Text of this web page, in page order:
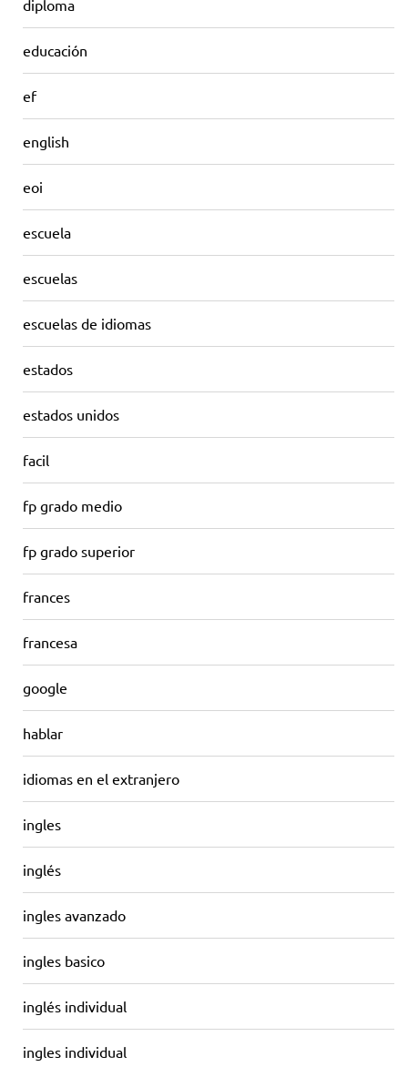
diploma
educación
ef
english
eoi
escuela
escuelas
escuelas de idiomas
estados
estados unidos
facil
fp grado medio
fp grado superior
frances
francesa
google
hablar
idiomas en el extranjero
ingles
inglés
ingles avanzado
ingles basico
inglés individual
ingles individual